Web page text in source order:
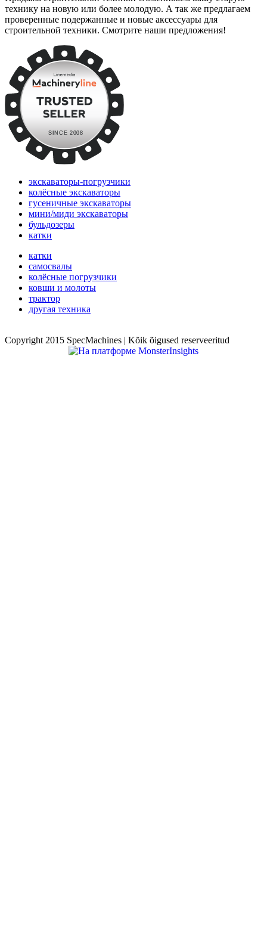
технику на новую или более молодую. А так же предлагаем
проверенные подержанные и новые аксессуары для
строительной техники. Смотрите наши предложения!
экскаваторы-погрузчики
колёсные экскаваторы
гусеничные экскаваторы
мини/миди экскаваторы
бульдозеры
катки
катки
самосвалы
колёсные погрузчики
ковши и молоты
трактор
другая техника
Copyright 2015 SpecMachines | Kõik õigused reserveeritud